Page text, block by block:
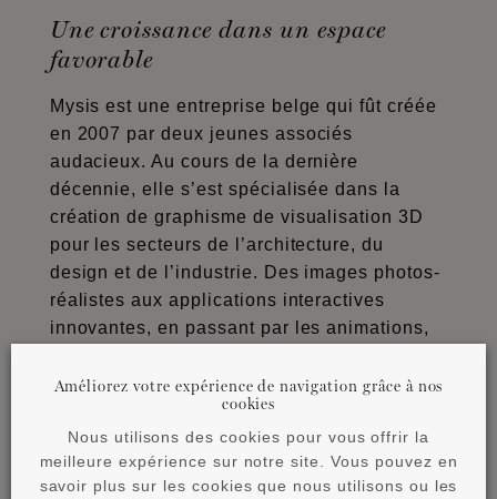
Une croissance dans un espace
favorable
Mysis est une entreprise belge qui fût créée
en 2007 par deux jeunes associés
audacieux. Au cours de la dernière
décennie, elle s’est spécialisée dans la
création de graphisme de visualisation 3D
pour les secteurs de l’architecture, du
design et de l’industrie. Des images photos-
réalistes aux applications interactives
innovantes, en passant par les animations,
contenus 3D haut-de-gamme.
Suite à l’achat de ce château, l’équipe alors
composée de 7 collègues, put continuer à se
développer sainement. A l’heure actuelle,
Améliorez votre expérience de navigation grâce à nos
cookies
Nous utilisons des cookies pour vous offrir la
meilleure expérience sur notre site. Vous pouvez en
savoir plus sur les cookies que nous utilisons ou les